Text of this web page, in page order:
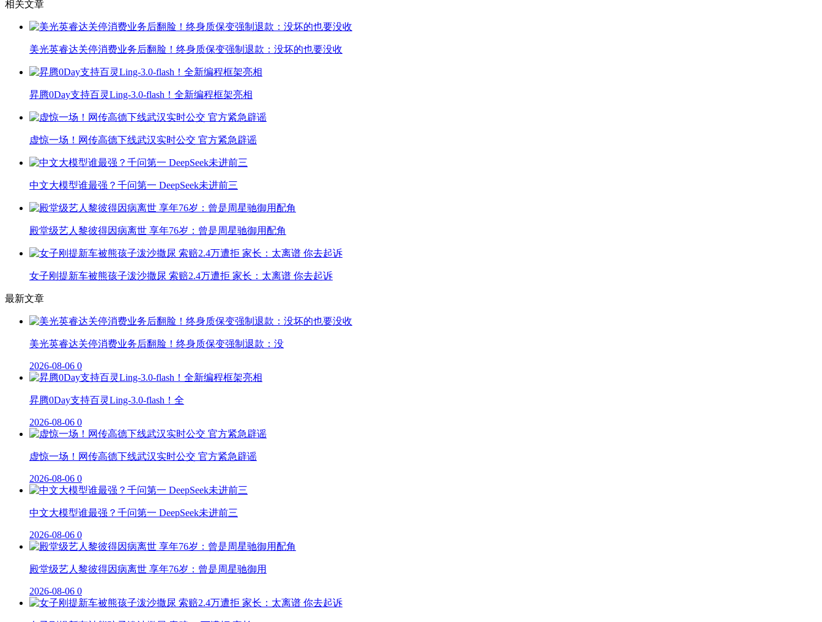
相关文章
美光英睿达关停消费业务后翻脸！终身质保变强制退款：没坏的也要没收
昇腾0Day支持百灵Ling-3.0-flash！全新编程框架亮相
虚惊一场！网传高德下线武汉实时公交 官方紧急辟谣
中文大模型谁最强？千问第一 DeepSeek未进前三
殿堂级艺人黎彼得因病离世 享年76岁：曾是周星驰御用配角
女子刚提新车被熊孩子泼沙撒尿 索赔2.4万遭拒 家长：太离谱 你去起诉
最新文章
美光英睿达关停消费业务后翻脸！终身质保变强制退款：没
2026-08-06 0
昇腾0Day支持百灵Ling-3.0-flash！全
2026-08-06 0
虚惊一场！网传高德下线武汉实时公交 官方紧急辟谣
2026-08-06 0
中文大模型谁最强？千问第一 DeepSeek未进前三
2026-08-06 0
殿堂级艺人黎彼得因病离世 享年76岁：曾是周星驰御用
2026-08-06 0